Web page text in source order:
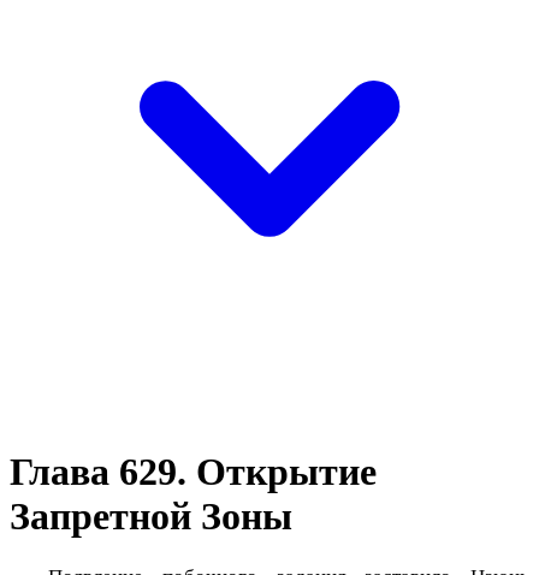
Глава 629. Открытие
Запретной Зоны